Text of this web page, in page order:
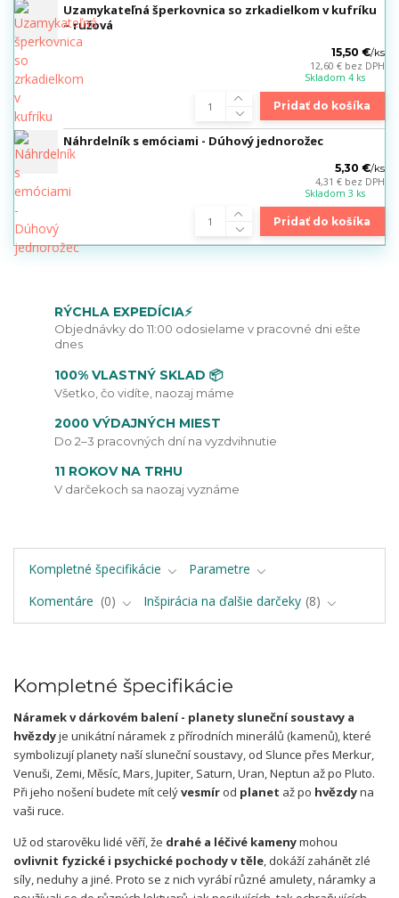
Uzamykateľná šperkovnica so zrkadielkom v kufríku
– ružová
15,50 €/ks
12,60 € bez DPH
Skladom 4 ks
Pridať do košíka
Náhrdelník s emóciami - Dúhový jednorožec
5,30 €/ks
4,31 € bez DPH
Skladom 3 ks
Pridať do košíka
RÝCHLA EXPEDÍCIA⚡
Objednávky do 11:00 odosielame v pracovné dni ešte
dnes
100% VLASTNÝ SKLAD 📦
Všetko, čo vidíte, naozaj máme
2000 VÝDAJNÝCH MIEST
Do 2–3 pracovných dní na vyzdvihnutie
11 ROKOV NA TRHU
V darčekoch sa naozaj vyznáme
Kompletné špecifikácie
Parametre
Komentáre
0 Inšpirácia na ďalšie darčeky 8
Kompletné špecifikácie
Náramek v dárkovém balení - planety sluneční soustavy a
hvězdyje unikátní náramek z přírodních minerálů (kamenů), které
symbolizují planety naší sluneční soustavy, od Slunce přes Merkur,
Venuši, Zemi, Měsíc, Mars, Jupiter, Saturn, Uran, Neptun až po Pluto.
Při jeho nošení budete mít celývesmír od planet až po hvězdyna
vaši ruce.
Už od starověku lidé věří, že drahé a léčivé kamenymohou
ovlivnit fyzické i psychické pochody v těle, dokáží zahánět zlé
síly, neduhy a jiné. Proto se z nich vyrábí různé amulety, náramky a